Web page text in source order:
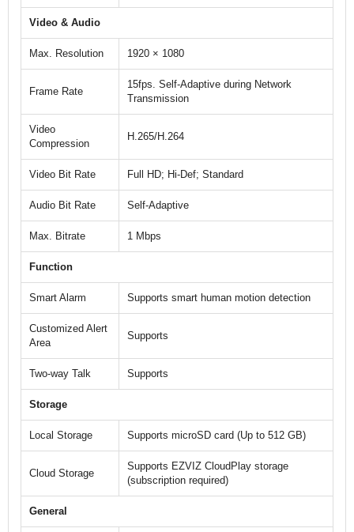
Video & Audio
Max. Resolution 1920 × 1080
Frame Rate
15fps. Self-Adaptive during Network
Transmission
Video
Compression
H.265/H.264
Video Bit Rate Full HD; Hi-Def; Standard
Audio Bit Rate Self-Adaptive
Max. Bitrate 1 Mbps
Function
Smart Alarm Supports smart human motion detection
Customized Alert
Area
Supports
Two-way Talk Supports
Storage
Local Storage Supports microSD card (Up to 512 GB)
Cloud Storage
Supports EZVIZ CloudPlay storage
(subscription required)
General